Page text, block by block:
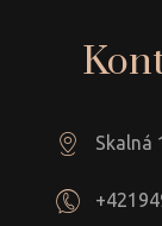
Skalná